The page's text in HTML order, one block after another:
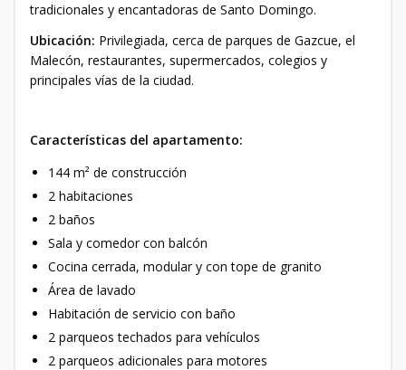
tradicionales y encantadoras de Santo Domingo.
Ubicación: Privilegiada, cerca de parques de Gazcue, el
Malecón, restaurantes, supermercados, colegios y
principales vías de la ciudad.
Características del apartamento:
144 m² de construcción
2 habitaciones
2 baños
Sala y comedor con balcón
Cocina cerrada, modular y con tope de granito
Área de lavado
Habitación de servicio con baño
2 parqueos techados para vehículos
2 parqueos adicionales para motores